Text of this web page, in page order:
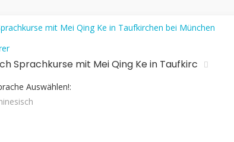
Sprachkurse mit Mei Qing Ke in Taufkirc
Auswählen!: